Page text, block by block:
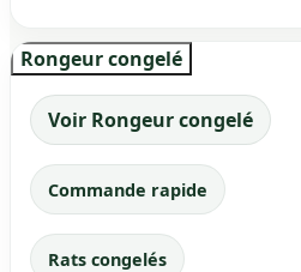
Rongeur congelé
Voir Rongeur congelé
Commande rapide
Rats congelés